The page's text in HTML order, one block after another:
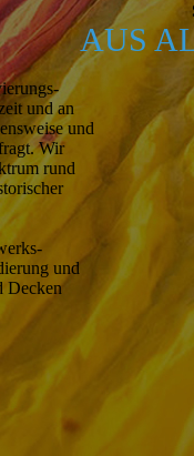
AUS
und an
und
Wir
rund
und
Decken